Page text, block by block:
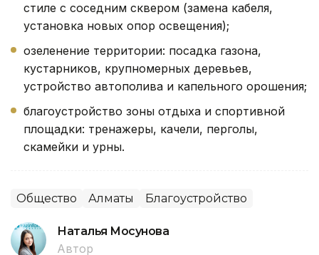
стиле с соседним сквером (замена кабеля,
установка новых опор освещения);
озеленение территории: посадка газона,
кустарников, крупномерных деревьев,
устройство автополива и капельного орошения;
благоустройство зоны отдыха и спортивной
площадки: тренажеры, качели, перголы,
скамейки и урны.
Общество Алматы Благоустройство
Наталья Мосунова
Автор